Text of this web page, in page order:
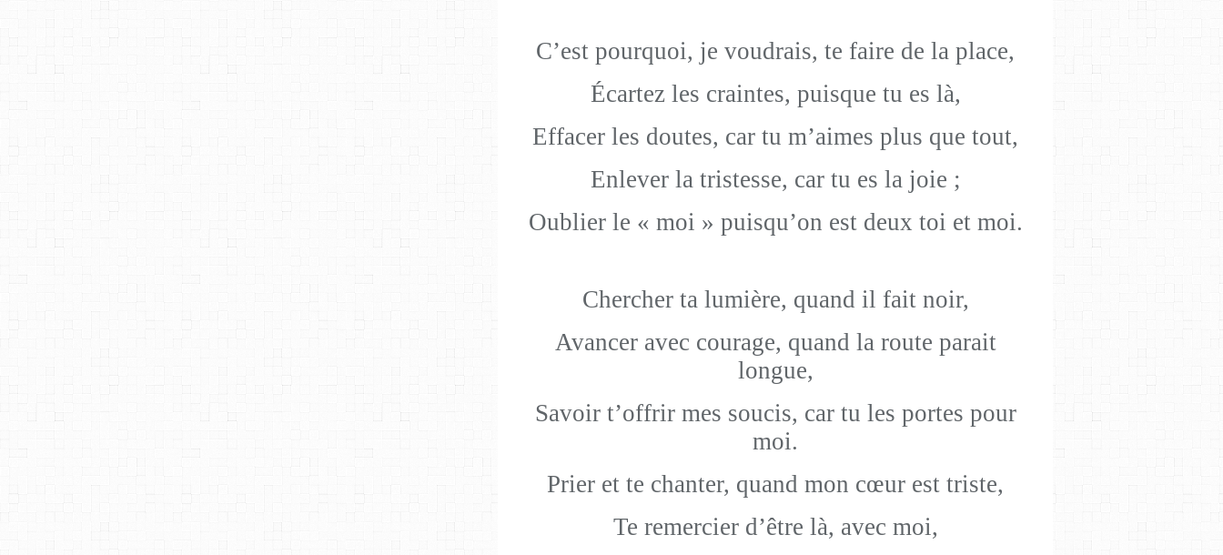
C’est pourquoi, je voudrais, te faire de la place,
Écartez les craintes, puisque tu es là,
Effacer les doutes, car tu m’aimes plus que tout,
Enlever la tristesse, car tu es la joie ;
Oublier le « moi » puisqu’on est deux toi et moi.
Chercher ta lumière, quand il fait noir,
Avancer avec courage, quand la route parait
longue,
Savoir t’offrir mes soucis, car tu les portes pour
moi.
Prier et te chanter, quand mon cœur est triste,
Te remercier d’être là, avec moi,